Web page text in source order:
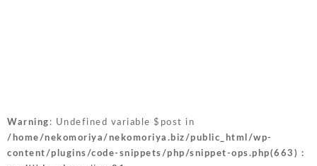
Warning : Undefined variable $post in
/home/nekomoriya/nekomoriya.biz/public_html/wp-
content/plugins/code-snippets/php/snippet-ops.php(663) :